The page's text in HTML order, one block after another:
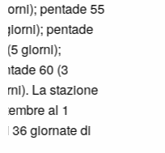
Attività: Pentade
(5 giorni);
57 (5 giorni);
pentade 59 (4
giorni). La
settembre al 25
giornate di attività.